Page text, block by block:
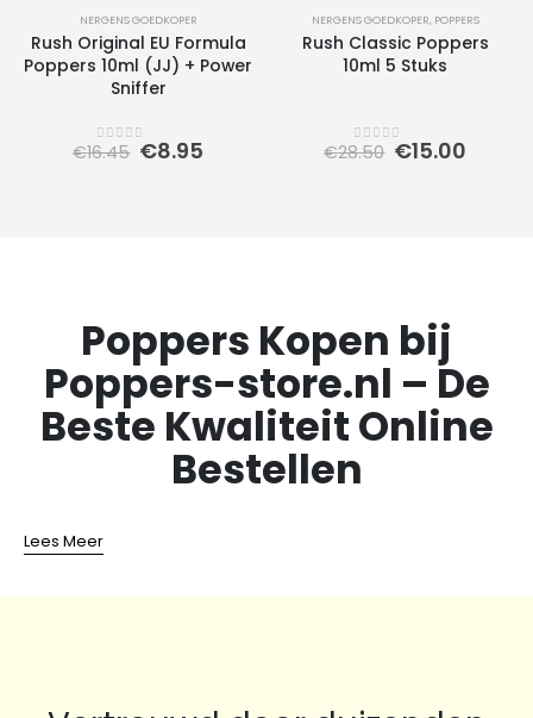
NERGENS GOEDKOPER
Rush Original EU Formula
Poppers 10ml (JJ) + Power
Sniffer
0out of 5
€16.45 Oorspronkelijke
€8.95Huidige
NERGENS GOEDKOPER, POPPERS
Rush Classic Poppers
10ml 5 Stuks
0out of 5
€28.50 €15.00
Poppers Kopen bij
Poppers-store.nl – De
Beste Kwaliteit Online
Bestellen
Lees Meer